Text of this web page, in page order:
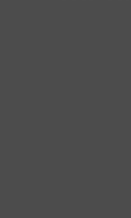
eine Jause
Lehrgang